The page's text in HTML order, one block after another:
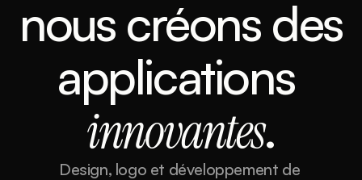
nous créons des
applications
innovantes.
Design, logo et développement de